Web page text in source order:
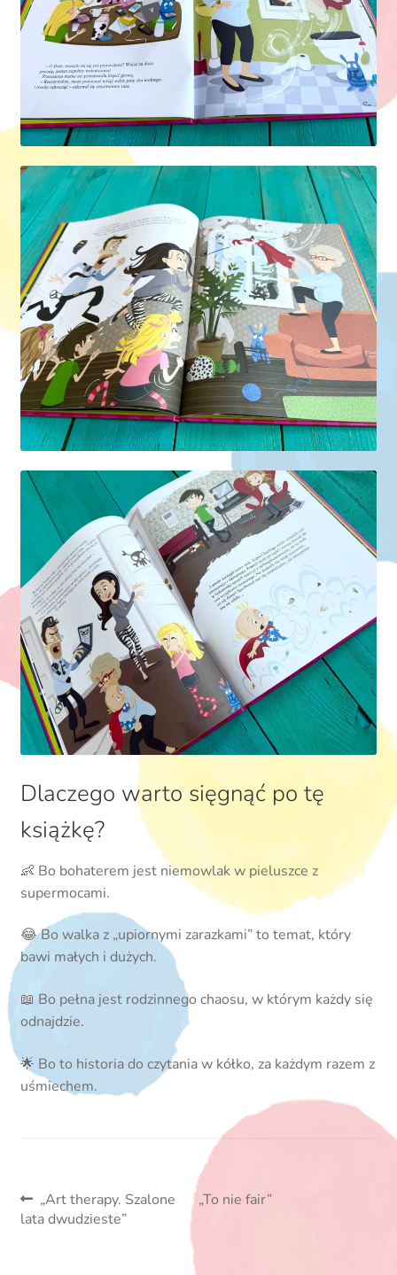
Dlaczego warto sięgnąć po tę
książkę?
👶 Bo bohaterem jest niemowlak w pieluszce z
supermocami.
😂 Bo walka z „upiornymi zarazkami” to temat, który
bawi małych i dużych.
📖 Bo pełna jest rodzinnego chaosu, w którym każdy się
odnajdzie.
🌟 Bo to historia do czytania w kółko, za każdym razem z
uśmiechem.
Nawigacja
Poprzedni
wpis:
„Art therapy. Szalone
lata dwudzieste”
Następny
„To nie fair”